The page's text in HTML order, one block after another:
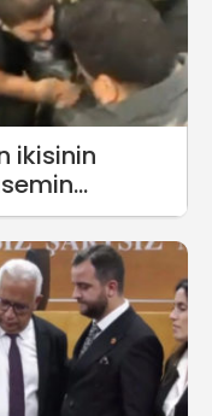
ikisinin